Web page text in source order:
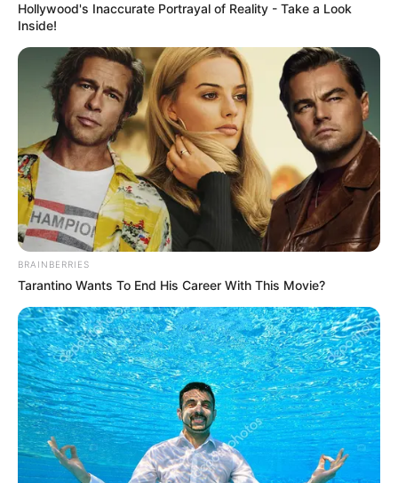
Pedagóggicos
Hollywood's Inaccurate Portrayal of Reality - Take a Look
Inside!
BRAINBERRIES
Tarantino Wants To End His Career With This Movie?